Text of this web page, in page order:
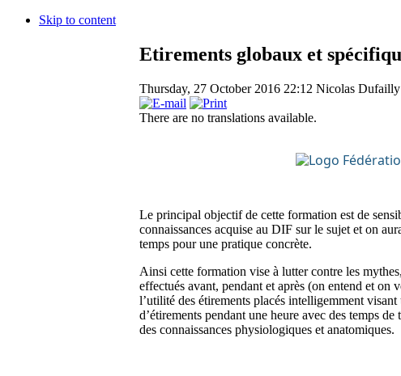
Skip to content
Etirements globaux et
Thursday, 27 October 2016 22:12 Nicolas Dufailly
There are no translations available.
Le principal objectif de cette formation est de
connaissances acquise au DIF sur le sujet et on
temps pour une pratique concrète.
Ainsi cette formation vise à lutter contre les
effectués avant, pendant et après (on entend et on
l’utilité des étirements placés intelligemment
d’étirements pendant une heure avec des temps
des connaissances physiologiques et anatomiques.